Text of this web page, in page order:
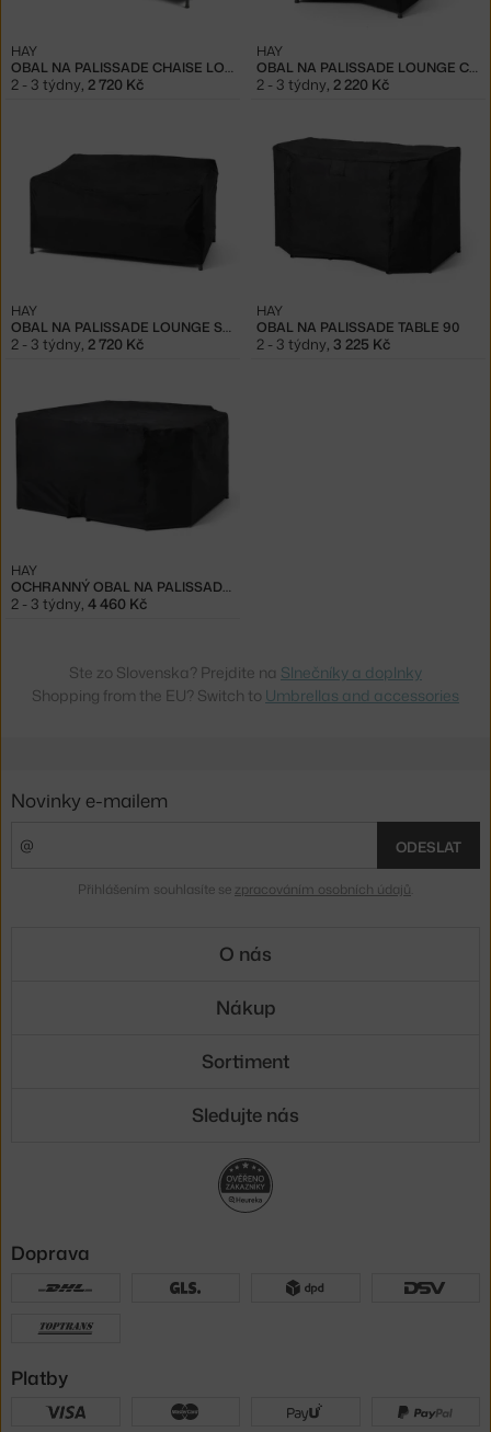
OBAL NA PALISSADE CHAISE LOUNGE
HAY
2 - 3 týdny, 2 720 Kč
OBAL NA PALISSADE LOUNGE CHAIR LOW
HAY
2 - 3 týdny, 2 220 Kč
OBAL NA PALISSADE LOUNGE SOFA
HAY
2 - 3 týdny, 2 720 Kč
OBAL NA PALISSADE TABLE 90
HAY
2 - 3 týdny, 3 225 Kč
OCHRANNÝ OBAL NA PALISSADE TABLE 170
HAY
2 - 3 týdny, 4 460 Kč
Ste zo Slovenska? Prejdite na Slnečníky a doplnky
Shopping from the EU? Switch to Umbrellas and accessories
Novinky e-mailem
ODESLAT
Přihlášením souhlasíte se zpracováním osobních údajů
O nás
Nákup
Sortiment
Sledujte nás
Doprava
Platby